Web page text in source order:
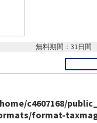
無料期間：31日間
c4607168/
format-